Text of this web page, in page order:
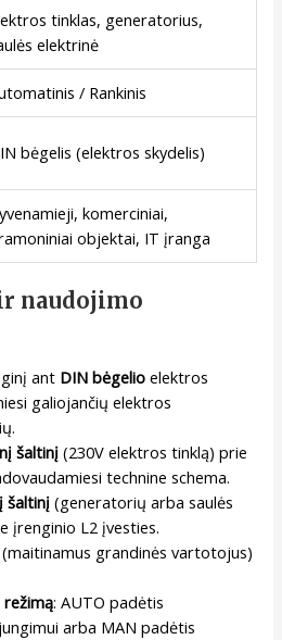
tinklas, generatorius,
elektrinė
/ Rankinis
bėgelis (elektros skydelis)
komerciniai,
objektai, IT įranga
naudojimo
ant DIN bėgelio elektros
galiojančių elektros
šaltinį (230V elektros tinklą) prie
technine schema.
šaltinį (generatorių arba saulės
įrenginio L2 įvesties.
(maitinamus grandinės vartotojus)
režimą: AUTO padėtis
arba MAN padėtis